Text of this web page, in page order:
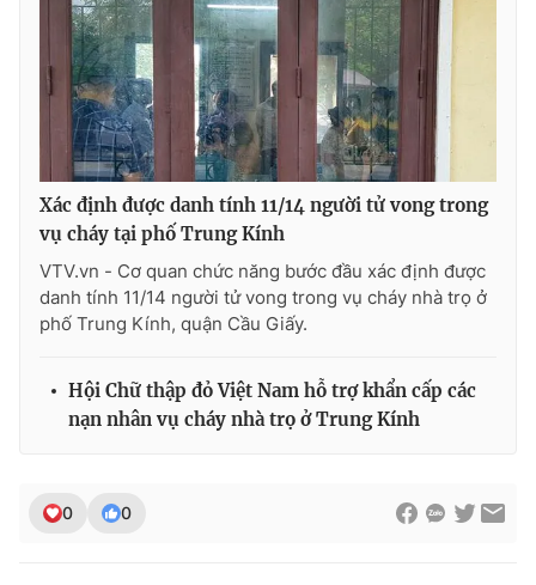
Ðiện thoại Thời báo VTV:024.66 897 897
toasoan@vtv.vn
Liên hệ quảng cáo:
024-7300.7108
® Cấm sao chép dưới mọi hình thức nếu không có sự chấp
Xác định được danh tính 11/14 người tử vong trong
vụ cháy tại phố Trung Kính
VTV.vn - Cơ quan chức năng bước đầu xác định được
danh tính 11/14 người tử vong trong vụ cháy nhà trọ ở
phố Trung Kính, quận Cầu Giấy.
Hội Chữ thập đỏ Việt Nam hỗ trợ khẩn cấp các
nạn nhân vụ cháy nhà trọ ở Trung Kính
0 0